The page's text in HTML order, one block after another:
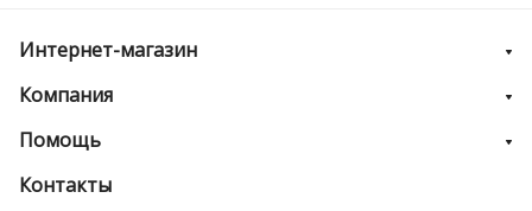
Интернет-магазин
Компания
Помощь
Контакты